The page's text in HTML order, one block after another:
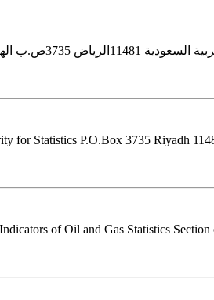
for Statistics P.O.Box 3735 Riyadh
of Oil and Gas Statistics